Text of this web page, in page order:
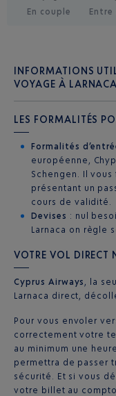
En couple Entre
INFORMATIONS
VOYAGE À LARNACA
LES FORMALITÉS
Formalités
européenne,
Schengen. Il
présentant un
cours de validité.
Devises : nul
Larnaca on règle
VOTRE VOL DIRECT
Cyprus Airways , la
Larnaca direct,
Pour vous envoler
correctement votre
au minimum une
permettra de passer
sécurité. Et si vous
votre billet au